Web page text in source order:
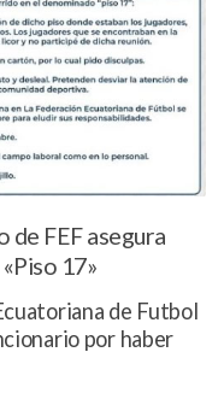
de FEF asegura
17»
de Futbol
por haber